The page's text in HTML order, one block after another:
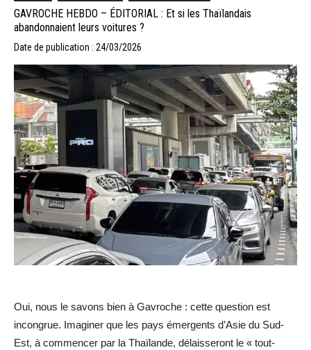
GAVROCHE HEBDO – ÉDITORIAL : Et si les Thaïlandais
abandonnaient leurs voitures ?
Date de publication : 24/03/2026
Oui, nous le savons bien à Gavroche : cette question est
incongrue. Imaginer que les pays émergents d’Asie du Sud-
Est, à commencer par la Thaïlande, délaisseront le « tout-